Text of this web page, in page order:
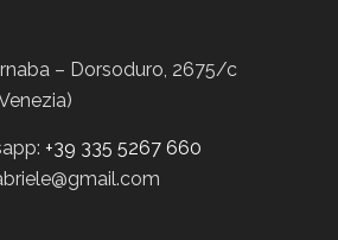
– Dorsoduro, 2675/c
+39 335 5267 660